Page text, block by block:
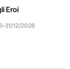
Eroi
–31/12/2026